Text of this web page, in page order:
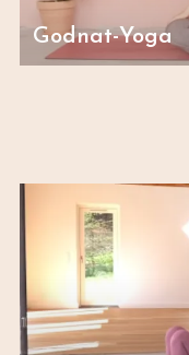
Godnat-Yoga